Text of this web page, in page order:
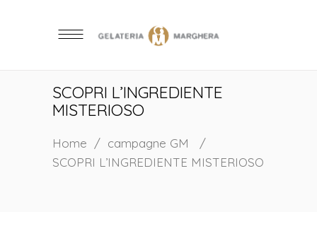
SCOPRI L’INGREDIENTE
MISTERIOSO
Home / campagne GM
/
SCOPRI L’INGREDIENTE MISTERIOSO